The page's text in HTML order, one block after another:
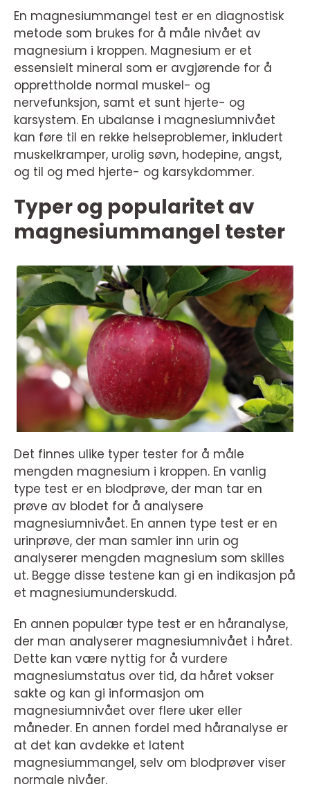
En magnesiummangel test er en diagnostisk
metode som brukes for å måle nivået av
magnesium i kroppen. Magnesium er et
essensielt mineral som er avgjørende for å
opprettholde normal muskel- og
nervefunksjon, samt et sunt hjerte- og
karsystem. En ubalanse i magnesiumnivået
kan føre til en rekke helseproblemer, inkludert
muskelkramper, urolig søvn, hodepine, angst,
og til og med hjerte- og karsykdommer.
Typer og popularitet av
magnesiummangel tester
Det finnes ulike typer tester for å måle
mengden magnesium i kroppen. En vanlig
type test er en blodprøve, der man tar en
prøve av blodet for å analysere
magnesiumnivået. En annen type test er en
urinprøve, der man samler inn urin og
analyserer mengden magnesium som skilles
ut. Begge disse testene kan gi en indikasjon på
et magnesiumunderskudd.
En annen populær type test er en håranalyse,
der man analyserer magnesiumnivået i håret.
Dette kan være nyttig for å vurdere
magnesiumstatus over tid, da håret vokser
sakte og kan gi informasjon om
magnesiumnivået over flere uker eller
måneder. En annen fordel med håranalyse er
at det kan avdekke et latent
magnesiummangel, selv om blodprøver viser
normale nivåer.